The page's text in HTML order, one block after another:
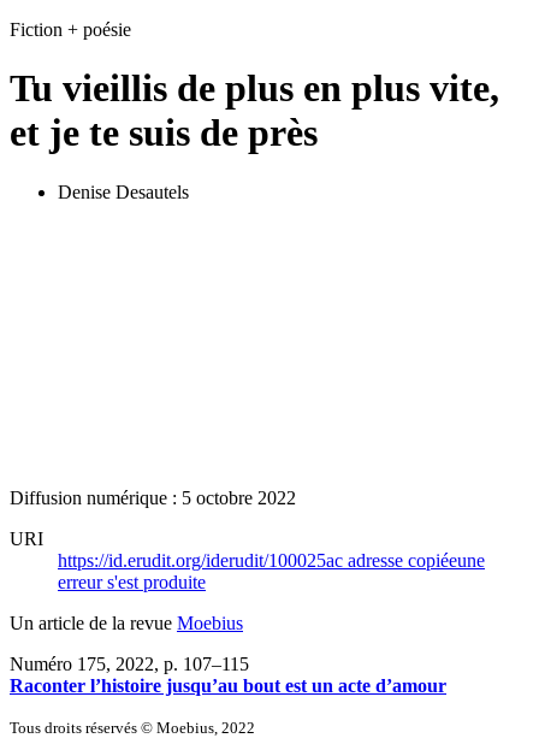
Fiction + poésie
Tu vieillis de plus en plus vite,
et je te suis de près
Denise Desautels
Diffusion numérique : 5 octobre 2022
URI
https://id.erudit.org/iderudit/100025ac adresse copiéeune
erreur s'est produite
Un article de la revue Moebius
Numéro 175, 2022, p. 107–115
Raconter l’histoire jusqu’au bout est un acte d’amour
Tous droits réservés © Moebius, 2022